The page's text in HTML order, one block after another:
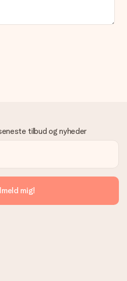
tilbud og nyheder
mig!